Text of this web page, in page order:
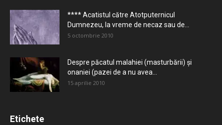
**** Acatistul către Atotputernicul
Dumnezeu, la vreme de necaz sau de...
5 octombrie 2010
Despre păcatul malahiei (masturbării) şi
onaniei (pazei de a nu avea...
15 aprilie 2010
Etichete